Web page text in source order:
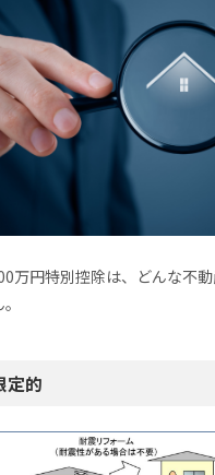
万円特別控除は、どんな不
定的